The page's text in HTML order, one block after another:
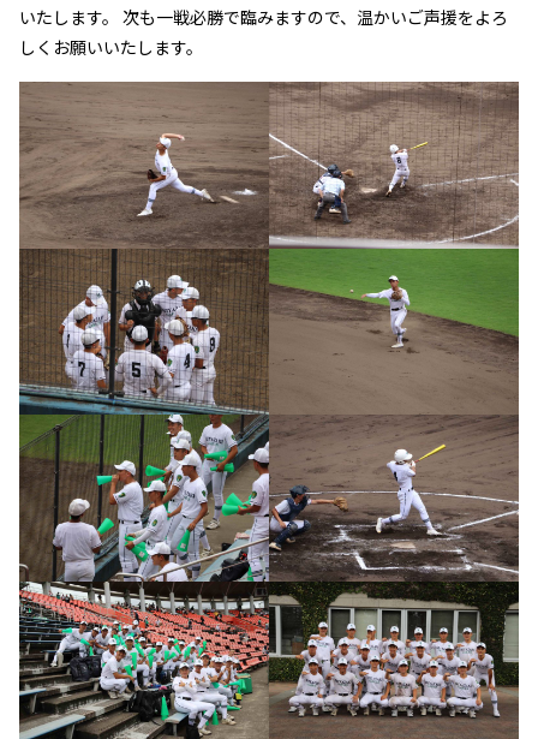
いたします。 次も一戦必勝で臨みますので、温かいご声援をよろ
しくお願いいたします。